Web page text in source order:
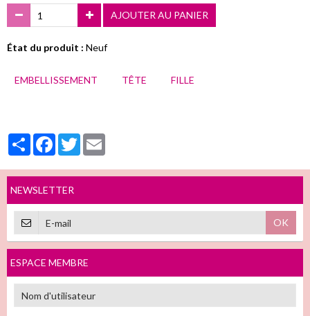
AJOUTER AU PANIER
État du produit : Neuf
EMBELLISSEMENT TÊTE FILLE
PartagerFacebook
Twitter
NEWSLETTER
OK
ESPACE MEMBRE